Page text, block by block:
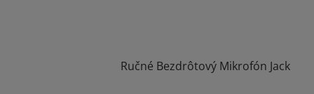
Ručné Bezdrôtový Mikrofón Jack